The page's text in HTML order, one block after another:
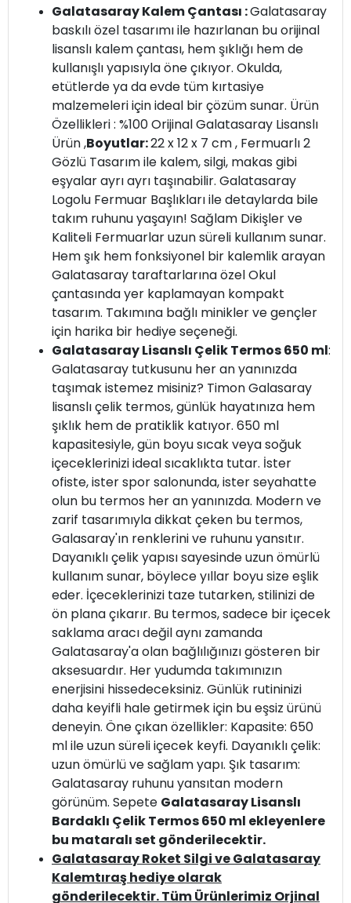
Galatasaray Kalem Çantası :Galatasaray
baskılı özel tasarımı ile hazırlanan bu orijinal
lisanslı kalem çantası, hem şıklığı hem de
kullanışlı yapısıyla öne çıkıyor. Okulda,
etütlerde ya da evde tüm kırtasiye
malzemeleri için ideal bir çözüm sunar. Ürün
Özellikleri : %100 Orijinal Galatasaray Lisanslı
Ürün ,Boyutlar:22 x 12 x 7 cm , Fermuarlı 2
Gözlü Tasarım ile kalem, silgi, makas gibi
eşyalar ayrı ayrı taşınabilir. Galatasaray
Logolu Fermuar Başlıkları ile detaylarda bile
takım ruhunu yaşayın! Sağlam Dikişler ve
Kaliteli Fermuarlar uzun süreli kullanım sunar.
Hem şık hem fonksiyonel bir kalemlik arayan
Galatasaray taraftarlarına özel Okul
çantasında yer kaplamayan kompakt
tasarım. Takımına bağlı minikler ve gençler
için harika bir hediye seçeneği.
Galatasaray Lisanslı Çelik Termos 650 ml:
Galatasaray tutkusunu her an yanınızda
taşımak istemez misiniz? Timon Galasaray
lisanslı çelik termos, günlük hayatınıza hem
şıklık hem de pratiklik katıyor. 650 ml
kapasitesiyle, gün boyu sıcak veya soğuk
içeceklerinizi ideal sıcaklıkta tutar. İster
ofiste, ister spor salonunda, ister seyahatte
olun bu termos her an yanınızda. Modern ve
zarif tasarımıyla dikkat çeken bu termos,
Galasaray'ın renklerini ve ruhunu yansıtır.
Dayanıklı çelik yapısı sayesinde uzun ömürlü
kullanım sunar, böylece yıllar boyu size eşlik
eder. İçeceklerinizi taze tutarken, stilinizi de
ön plana çıkarır. Bu termos, sadece bir içecek
saklama aracı değil aynı zamanda
Galatasaray'a olan bağlılığınızı gösteren bir
aksesuardır. Her yudumda takımınızın
enerjisini hissedeceksiniz. Günlük rutininizi
daha keyifli hale getirmek için bu eşsiz ürünü
deneyin. Öne çıkan özellikler: Kapasite: 650
ml ile uzun süreli içecek keyfi. Dayanıklı çelik:
uzun ömürlü ve sağlam yapı. Şık tasarım:
Galatasaray ruhunu yansıtan modern
görünüm. Sepete Galatasaray Lisanslı
Bardaklı Çelik Termos 650 ml ekleyenlere
bu mataralı set gönderilecektir.
Galatasaray Roket Silgi ve Galatasaray
Kalemtıraş hediye olarak
gönderilecektir. Tüm Ürünlerimiz Orjinal